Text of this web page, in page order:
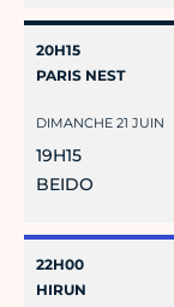
20H15
PARIS NEST
DIMANCHE 21 JUIN
19H15
BEIDO
22H00
HIRUN